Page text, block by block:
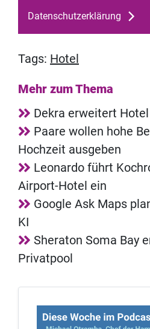
Datenschutzerklärung
Tags: Hotel
Mehr zum Thema
Dekra erweitert
Paare wollen hohe
Hochzeit ausgeben
Leonardo führt
Airport-Hotel ein
Google Ask Maps
KI
Sheraton Soma Bay
Privatpool